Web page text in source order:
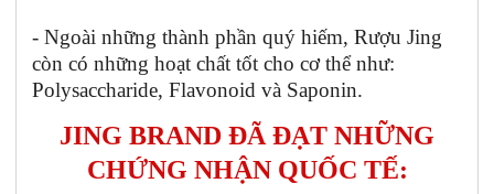
- Ngoài những thành phần quý hiếm, Rượu Jing
còn có những hoạt chất tốt cho cơ thể như:
Polysaccharide, Flavonoid và Saponin.
JING BRAND ĐÃ ĐẠT NHỮNG
CHỨNG NHẬN QUỐC TẾ: